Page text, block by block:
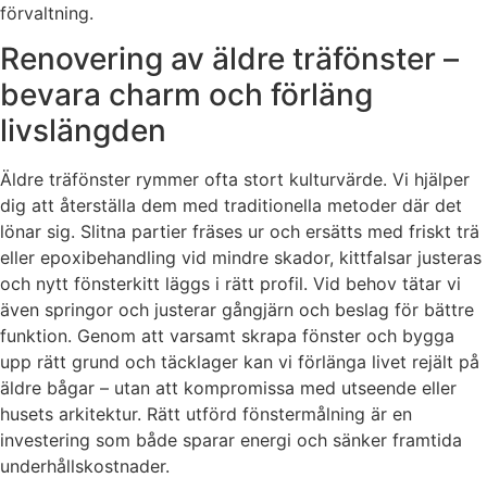
förvaltning.
Renovering av äldre träfönster –
bevara charm och förläng
livslängden
Äldre träfönster rymmer ofta stort kulturvärde. Vi hjälper
dig att återställa dem med traditionella metoder där det
lönar sig. Slitna partier fräses ur och ersätts med friskt trä
eller epoxibehandling vid mindre skador, kittfalsar justeras
och nytt fönsterkitt läggs i rätt profil. Vid behov tätar vi
även springor och justerar gångjärn och beslag för bättre
funktion. Genom att varsamt skrapa fönster och bygga
upp rätt grund och täcklager kan vi förlänga livet rejält på
äldre bågar – utan att kompromissa med utseende eller
husets arkitektur. Rätt utförd fönstermålning är en
investering som både sparar energi och sänker framtida
underhållskostnader.